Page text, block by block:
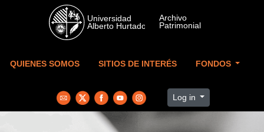
Skip to main content
QUIENES SOMOS SITIOS DE INTERÉS FONDOS
Log in